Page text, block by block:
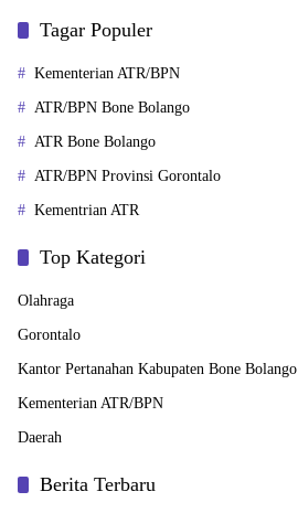
Tagar Populer
Kementerian ATR/BPN
ATR/BPN Bone Bolango
ATR Bone Bolango
ATR/BPN Provinsi Gorontalo
Kementrian ATR
Top Kategori
Olahraga
Gorontalo
Kantor Pertanahan Kabupaten Bone Bolango
Kementerian ATR/BPN
Daerah
Berita Terbaru